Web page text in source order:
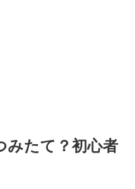
みたて？初心者